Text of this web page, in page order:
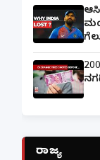
ರಾಜ್ಯ